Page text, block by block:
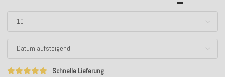
Schnelle Lieferung